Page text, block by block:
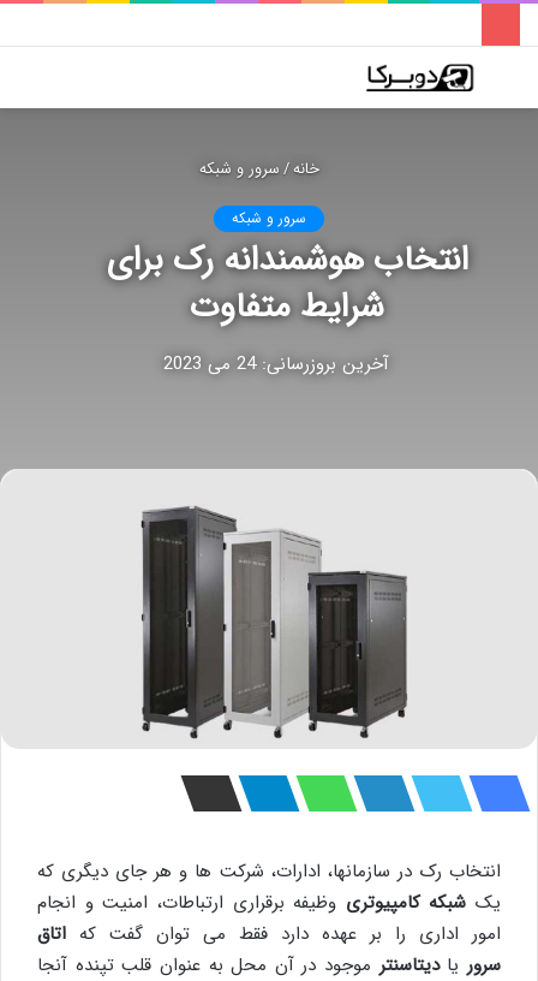
پوسته
فهرست
خانه/سرور و شبکه
سرور و شبکه
انتخاب هوشمندانه رک برای
شرایط متفاوت
آخرین بروزرسانی: 24 می 2023
انتخاب رک در سازمانها، ادارات، شرکت ها و هر جای دیگری که
یک شبکه کامپیوتری وظیفه برقراری ارتباطات، امنیت و انجام
امور اداری را بر عهده دارد فقط می توان گفت که اتاق
سروریادیتاسنتر موجود در آن محل به عنوان قلب تپنده آنجا